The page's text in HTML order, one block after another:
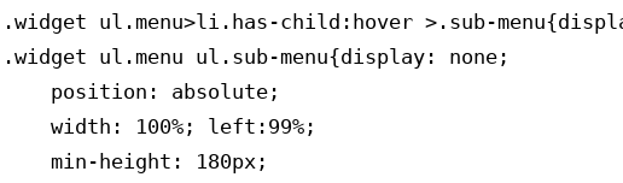
.widget ul.menu>li.has-child:hover >.sub-
.widget ul.menu ul.sub-menu{display: none;
    position: absolute;
    width: 100%; left:99%;
    min-height: 180px;